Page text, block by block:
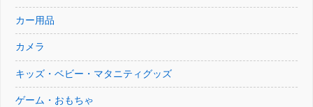
カー用品
カメラ
キッズ・ベビー・マタニティグッズ
ゲーム・おもちゃ